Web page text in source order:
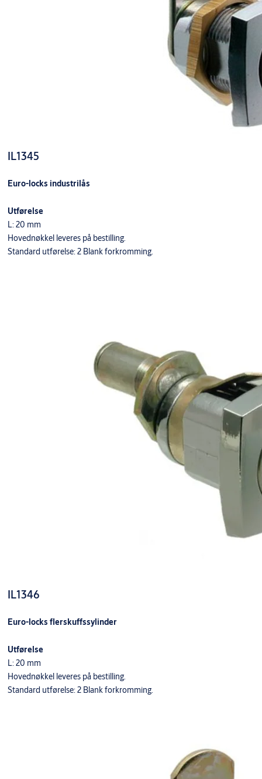
IL1345
Euro-locks industrilås
Utførelse
L: 20 mm
Hovednøkkel leveres på bestilling.
Standard utførelse: 2 Blank forkromming.
IL1346
Euro-locks flerskuffssylinder
Utførelse
L: 20 mm
Hovednøkkel leveres på bestilling.
Standard utførelse: 2 Blank forkromming.